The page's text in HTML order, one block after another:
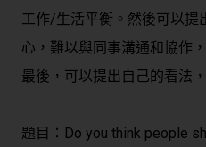
工作/生活平衡。然後可以提
心，難以與同事溝通和協作
最後，可以提出自己的看法
題目：Do you think people